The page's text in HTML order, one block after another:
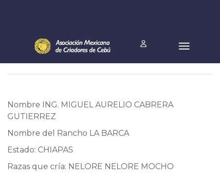
Nombre ING. MIGUEL AURELIO CABRERA
GUTIERREZ
Nombre del Rancho LA BARCA
Estado: CHIAPAS
Razas que cría: NELORE NELORE MOCHO